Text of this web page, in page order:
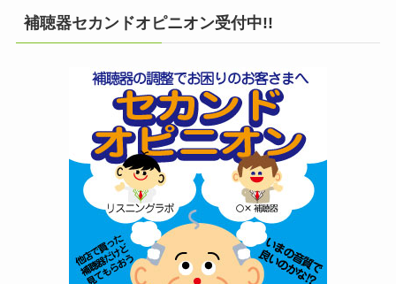
補聴器セカンドオピニオン受付中!!